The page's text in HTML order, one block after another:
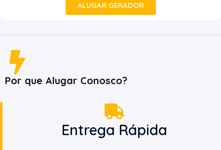
ALUGAR GERADOR
Por que Alugar Conosco?
Entrega Rápida